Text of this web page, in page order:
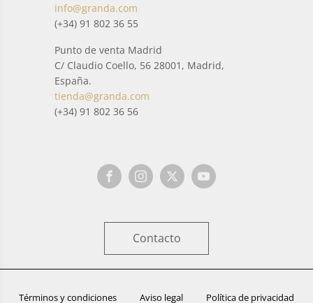
info@granda.com
(+34) 91 802 36 55
Punto de venta Madrid
C/ Claudio Coello, 56 28001, Madrid,
España.
tienda@granda.com
(+34) 91 802 36 56
Contacto
Términos y condiciones Aviso legal Política de privacidad